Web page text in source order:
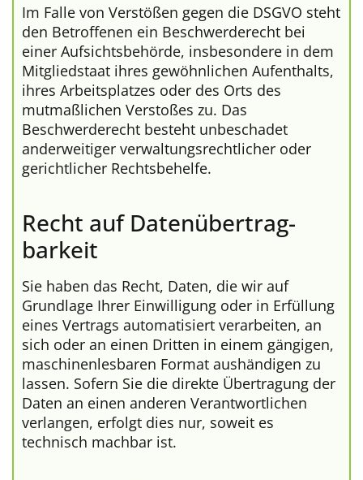
Im Falle von Verstößen gegen die DSGVO steht
den Betroffenen ein Beschwerderecht bei
einer Aufsichtsbehörde, insbesondere in dem
Mitgliedstaat ihres gewöhnlichen Aufenthalts,
ihres Arbeitsplatzes oder des Orts des
mutmaßlichen Verstoßes zu. Das
Beschwerderecht besteht unbeschadet
anderweitiger verwaltungsrechtlicher oder
gerichtlicher Rechtsbehelfe.
Recht auf Daten­übertrag­
barkeit
Sie haben das Recht, Daten, die wir auf
Grundlage Ihrer Einwilligung oder in Erfüllung
eines Vertrags automatisiert verarbeiten, an
sich oder an einen Dritten in einem gängigen,
maschinenlesbaren Format aushändigen zu
lassen. Sofern Sie die direkte Übertragung der
Daten an einen anderen Verantwortlichen
verlangen, erfolgt dies nur, soweit es
technisch machbar ist.